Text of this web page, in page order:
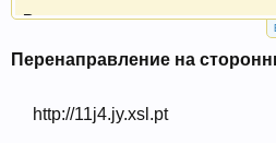
Чип-тюнинг
Перенаправление на
http://11j4.jy.xsl.pt